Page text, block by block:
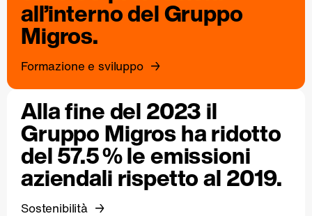
all’interno del Gruppo
Migros.
Formazione e sviluppo
Alla fine del 2023 il
Gruppo Migros ha ridotto
del 57.5 % le emissioni
aziendali rispetto al 2019.
Sostenibilità